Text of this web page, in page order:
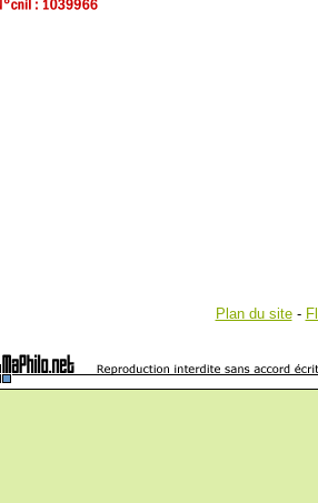
Plan du site-